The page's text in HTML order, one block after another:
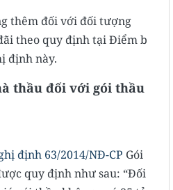
thêm đối với đối tượng
theo quy định tại Điểm b
định này.
thầu đối với gói thầu
định 63/2014/NĐ-CP Gói
quy định như sau: “Đối